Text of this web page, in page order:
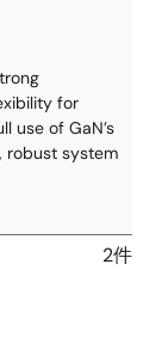
for
use of GaN’s
robust system
2件